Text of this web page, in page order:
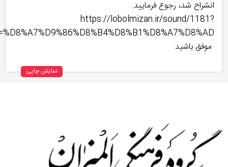
انشراح شد، رجوع فرمایید.
https://lobolmizan.ir/sound/1181?
موفق باشید
نمایش چاپی